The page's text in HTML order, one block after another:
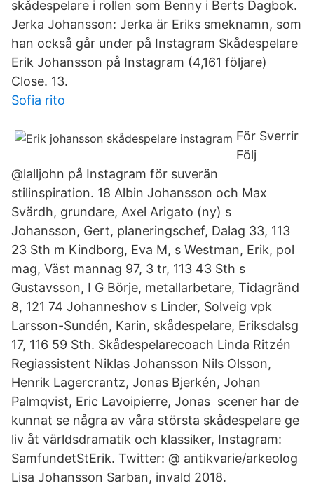
skådespelare i rollen som Benny i Berts Dagbok.
Jerka Johansson: Jerka är Eriks smeknamn, som
han också går under på Instagram Skådespelare
Erik Johansson på Instagram (4,161 följare)
Close. 13.
Sofia rito
För Sverrir
Följ
@lalljohn på Instagram för suverän
stilinspiration. 18 Albin Johansson och Max
Svärdh, grundare, Axel Arigato (ny) s
Johansson, Gert, planeringschef, Dalag 33, 113
23 Sth m Kindborg, Eva M, s Westman, Erik, pol
mag, Väst mannag 97, 3 tr, 113 43 Sth s
Gustavsson, I G Börje, metallarbetare, Tidagränd
8, 121 74 Johanneshov s Linder, Solveig vpk
Larsson-Sundén, Karin, skådespelare, Eriksdalsg
17, 116 59 Sth. Skådespelarecoach Linda Ritzén
Regiassistent Niklas Johansson Nils Olsson,
Henrik Lagercrantz, Jonas Bjerkén, Johan
Palmqvist, Eric Lavoipierre, Jonas scener har de
kunnat se några av våra största skådespelare ge
liv åt världsdramatik och klassiker, Instagram:
SamfundetStErik. Twitter: @ antikvarie/arkeolog
Lisa Johansson Sarban, invald 2018.